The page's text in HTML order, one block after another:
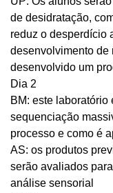
de desidratação,
reduz o desperdício
desenvolvimento de
desenvolvido um
Dia 2
BM: este
sequenciação
processo e como é
AS: os produtos
serão avaliados
análise sensorial